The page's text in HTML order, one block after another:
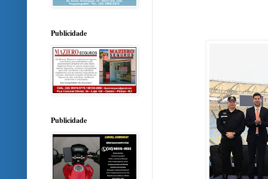
Publicidade
Publicidade